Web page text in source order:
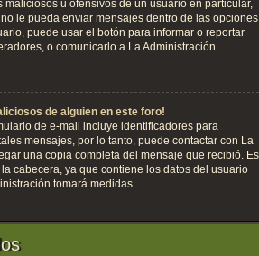
u ofensivos de un usuario en particular,
le pueda enviar mensajes dentro de las opciones
puede usar el botón para informar o reportar
o comunicarlo a La Administración.
de alguien en este foro!
de e-mail incluye identificadores para
mensajes, por lo tanto, puede contactar con La
una copia completa del mensaje que recibió. Es
cabecera, ya que contiene los datos del usuario
tomará medidas.